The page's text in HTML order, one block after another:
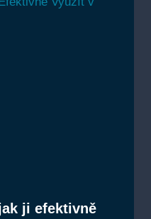
ji efektivně